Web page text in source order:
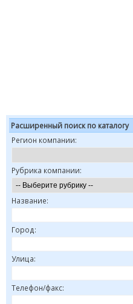
Расширенный поиск по каталогу
Регион компании:
Рубрика компании:
Название:
Город:
Улица:
Телефон/факс: